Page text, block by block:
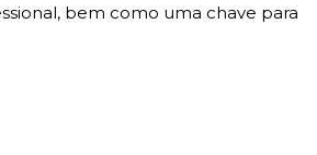
bem como uma chave para